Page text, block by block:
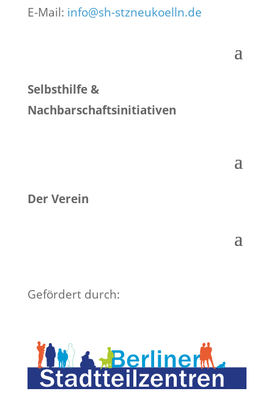
E-Mail: info@sh-stzneukoelln.de
Selbsthilfe &
Nachbarschaftsinitiativen
Der Verein
Gefördert durch: